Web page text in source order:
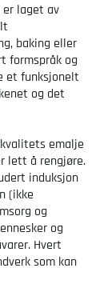
laget av
baking eller
formspråk og
et funksjonelt
og det
emalje
lett å rengjøre.
induksjon
(ikke
og
og
Hvert
som kan